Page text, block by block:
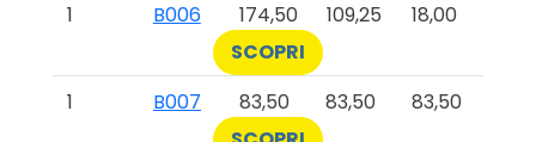
1
B006 174,50 109,25
18,00
SCOPRI
1
B007 83,50 83,50
83,50